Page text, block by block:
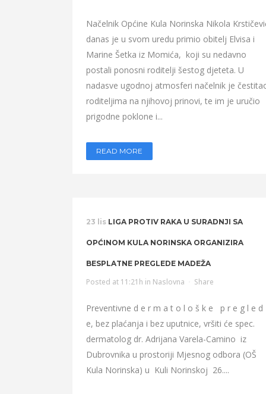
Načelnik Općine Kula Norinska Nikola
danas je u svom uredu primio obitelj Elvisa i
Marine Šetka iz Momića, koji su nedavno
postali ponosni roditelji šestog djeteta. U
nadasve ugodnoj atmosferi načelnik je
roditeljima na njihovoj prinovi, te im je uručio
prigodne poklone i...
READ MORE
23 lis LIGA PROTIV RAKA U SURADNJI SA
OPĆINOM KULA NORINSKA ORGANIZIRA
BESPLATNE PREGLEDE MADEŽA
Posted at 11:21h in Naslovna Share
Preventivne d e r m a t o l o š k e p r e g l e d
e, bez plaćanja i bez uputnice, vršiti će spec.
dermatolog dr. Adrijana Varela-Camino iz
Dubrovnika u prostoriji Mjesnog odbora (OŠ
Kula Norinska) u Kuli Norinskoj 26....